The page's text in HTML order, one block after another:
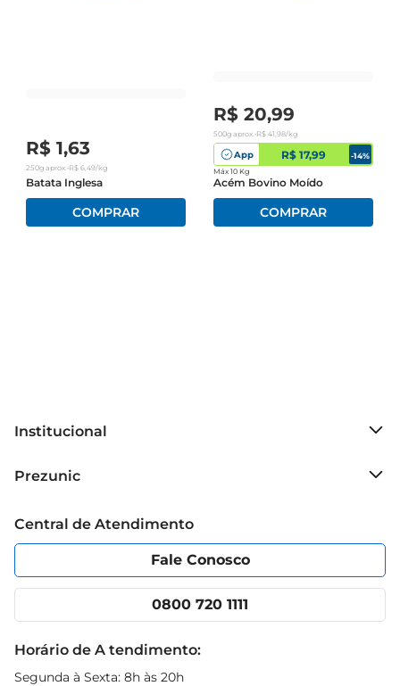
R$ 1,63
250g aprox. •R$ 6,49/kg
Batata Inglesa
R$ 20,99
500gaprox. •R$ 41,98/kg
App R$ 17,99 -14%
Máx 10 Kg
Acém Bovino Moído
Institucional
Grupo Cencosud
Política de Privacidade
Portal do fornecedor
Cencosud Media
Prezunic
Código de Ética
App Prezunic
Central de Atendimento
Fale Conosco
0800 720 1111
Horário de A tendimento:
Segunda à Sexta: 8h às 20h